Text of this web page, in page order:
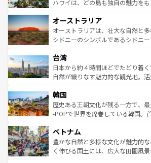
西部には大自然が広がり、グラン
部のニューオーリンズでは、音楽と
文化が魅力。旅行者はアメリカの各
しみながら、その多様性と豊かな
ならではの贅沢な旅のスタイルだ。 なお、新着のアメリカ
情報はコンテンツ一覧を参照して
ハワイは、どの島も独自の魅力を
ワイ島は見逃せない。また、定番の
島だが、静かな自然を求めるならマ
おすすめ。エメラルドグリーンに
れるおもてなしの心で訪れる人々を
人々、おいしいローカルフードや
ク、伝統的なフラダンスなど、す
ワイを、存分に味わってほしい。 なお、新着のハワイ情報
はコンテンツ一覧を参照してほし
オーストラリア
オーストラリアは、壮大な自然と多
シドニーのシンボルであるシドニ
リアリーフや大陸中央部にそびえる
ク）、タスマニアの美しい原生林
ど、見どころがたくさん。また、
いる。アクティビティも充実してお
ビング、ハイキングなど、アウト
い。オーストラリアの多彩な魅力
参照してほしい。
台湾
日本から約４時間ほどでたどり着
自然が織りなす魅力的な観光地。
ン）、静ひつな山岳地帯である台湾
と山間の静けさが共存しており、
驚きをもたらしてくれる。また、
容にもいいと評判のスイーツなど、
が味わえる。 なお、新着の台湾情
照してほしい。
韓国
歴史ある王朝文化が残る一方で、
-POPで世界を席巻している韓国。
き、地方に足を延ばせば四季折々の
できる。そして、キムチや焼肉、
まで、さまざまな韓国料理が待っ
ベトナム
豊かな自然と多様な文化が魅力的
く伸びる国土には、広大な田園風